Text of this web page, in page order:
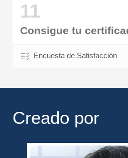
11
Consigue tu
Encuesta de Satisfacción
Creado por